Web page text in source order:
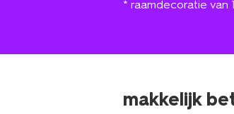
* raamdecoratie van
makkelijk